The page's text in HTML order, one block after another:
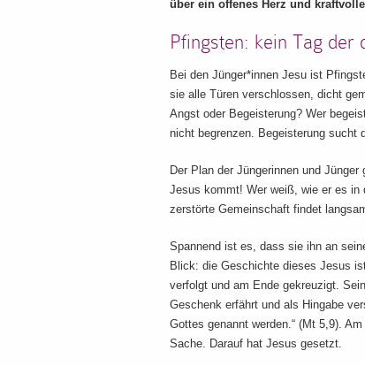
über ein offenes Herz und
Pfingsten: kein Tag der
Bei den Jünger*innen Jesu ist
sie alle Türen verschlossen, dicht
Angst oder Begeisterung? Wer
nicht begrenzen. Begeisterung sucht
Der Plan der Jüngerinnen und
Jesus kommt! Wer weiß, wie er es in
zerstörte Gemeinschaft findet
Spannend ist es, dass sie ihn an
Blick: die Geschichte dieses Jesus
verfolgt und am Ende gekreuzigt.
Geschenk erfährt und als Hingabe
Gottes genannt werden.“ (Mt 5,9).
Sache. Darauf hat Jesus gesetzt.